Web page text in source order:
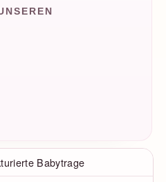
Babytrage